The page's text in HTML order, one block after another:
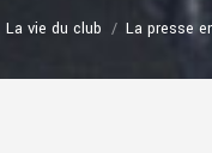
ici :
La vie du club La presse